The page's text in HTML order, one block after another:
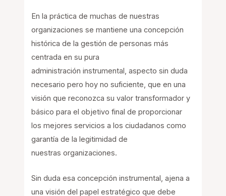
En la práctica de muchas de nuestras
organizaciones se mantiene una concepción
histórica de la gestión de personas más
centrada en su pura
administración instrumental, aspecto sin duda
necesario pero hoy no suficiente, que en una
visión que reconozca su valor transformador y
básico para el objetivo final de proporcionar
los mejores servicios a los ciudadanos como
garantía de la legitimidad de
nuestras organizaciones.
Sin duda esa concepción instrumental, ajena a
una visión del papel estratégico que debe